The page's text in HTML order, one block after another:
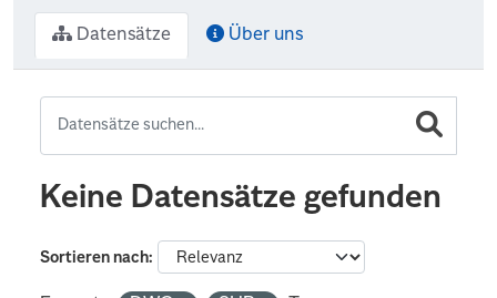
Datensätze Über uns
Keine Datensätze gefunden
Sortieren nach